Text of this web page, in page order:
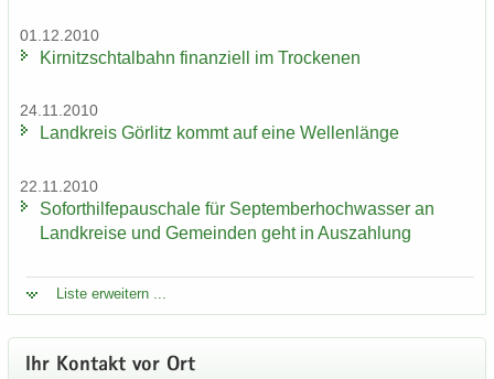
01.12.2010
Kir­nitzsch­tal­bahn fi­nan­zi­ell im Tro­cke­nen
24.11.2010
Land­kreis Gör­litz kommt auf eine Wel­len­län­ge
22.11.2010
So­fort­hil­fe­pau­scha­le für Sep­tem­ber­hoch­was­ser an
Land­krei­se und Ge­mein­den geht in Aus­zah­lung
Liste er­wei­tern ...
Ihr Kon­takt vor Ort